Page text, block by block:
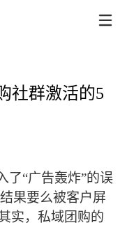
社群激活的5
了“广告轰炸”的误
果要么被客户屏
实，私域团购的